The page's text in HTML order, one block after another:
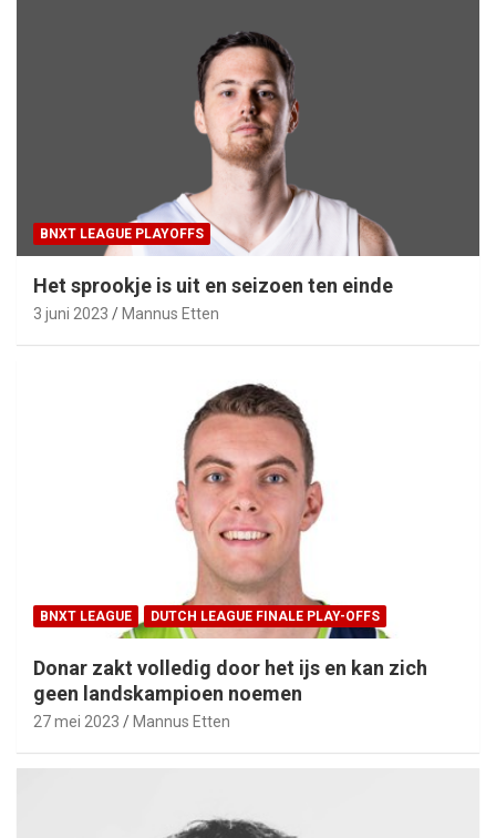
BNXT LEAGUE PLAYOFFS
Het sprookje is uit en seizoen ten einde
3 juni 2023 Mannus Etten
BNXT LEAGUE DUTCH LEAGUE FINALE PLAY-OFFS
Donar zakt volledig door het ijs en kan zich
geen landskampioen noemen
27 mei 2023 Mannus Etten